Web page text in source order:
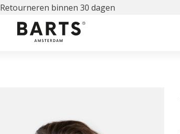
Retourneren binnen 30 dagen